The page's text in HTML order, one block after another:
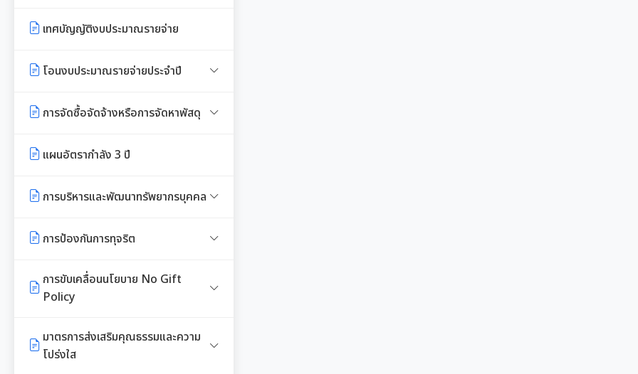
คู่มือหรือแนวทางการขอรับบริการ
ข้อมูลสถิติการให้บริการ
รายงานผลการสำรวจความพึงพอใจ
นโยบายคุ้มครองข้อมูลส่วนบุคคล
เทศบัญญัติงบประมาณรายจ่าย
โอนงบประมาณรายจ่ายประจำปี
โอนงบประมาณรายจ่ายประจำปี
ปี รอบ 6 เดือน
รายงานผลการใช้จ่ายงบประมาณ
การจัดซื้อจัดจ้างหรือการจัดหาพัสดุ
แผนการจัดซื้อจัดจ้างหรือแผนการ
สรุปผลการจัดซื้อจัดจ้าง หรือการ
จัดหาพัสดุประจำปี
รายการการจัดซื้อจัดจ้างหรือการ
ความก้าวหน้าการจัดซื้อจัดจ้างหรือ
แผนอัตรากำลัง 3 ปี
การบริหารและพัฒนาทรัพยากรบุคคล
หลักเกณฑ์การบริหารและพัฒนา
แผนการบริหารและพัฒนาทรัพยากร
บุคคล
รายงานผลการบริหารและพัฒนา
ทรัพยากรบุคคลประจำปี
การป้องกันการทุจริต
แนวปฏิบัติการจัดการเรื่องร้องเรียน
การทุจริตฯ
ข้อมูลสถิติเรื่องร้องเรียนการทุจริต
และประพฤติมิชอบ
การขับเคลื่อนนโยบาย No Gift
Policy
ประกาศเจตนารมณ์นโยบาย No
Gift Policy
มาตรการส่งเสริมคุณธรรมและความ
โปร่งใส